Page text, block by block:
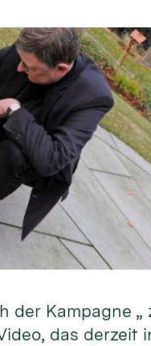
der Kampagne
das